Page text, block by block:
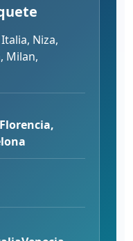
Niza,
Milan,